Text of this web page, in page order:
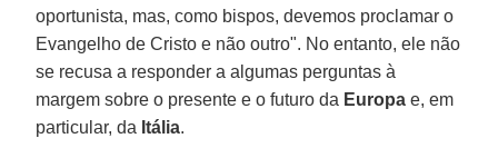
oportunista, mas, como bispos, devemos proclamar o
Evangelho de Cristo e não outro". No entanto, ele não
se recusa a responder a algumas perguntas à
margem sobre o presente e o futuro da Europa e, em
particular, da Itália.